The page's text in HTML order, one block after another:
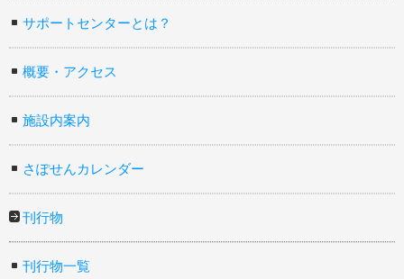
サポートセンターとは？
概要・アクセス
施設内案内
さぽせんカレンダー
刊行物
刊行物一覧